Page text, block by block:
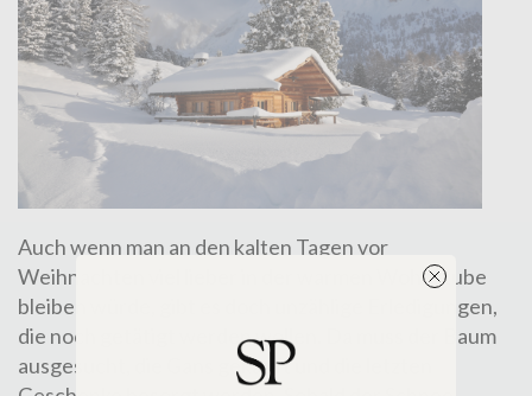
Auch wenn man an den kalten Tagen vor
Weihnachten viel lieber in der warmen Wohnstube
bleiben würde, gibt es doch unzählige Erledigungen,
die noch getätigt werden wollen. Da muss der Baum
ausgesucht, die Gans gekauft und die letzten